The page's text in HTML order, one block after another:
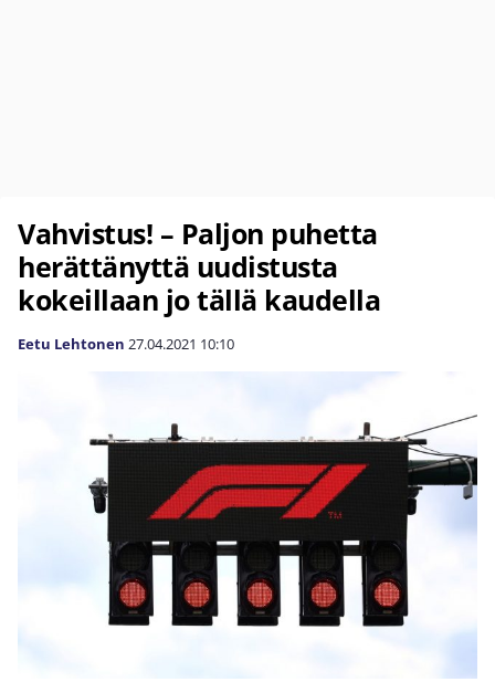
Vahvistus! – Paljon puhetta
herättänyttä uudistusta
kokeillaan jo tällä kaudella
Eetu Lehtonen 27.04.2021 10:10